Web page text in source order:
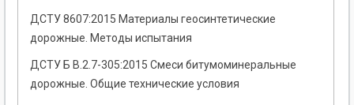
ДСТУ 8607:2015 Материалы геосинтетические
дорожные. Методы испытания
ДСТУ Б В.2.7-305:2015 Смеси битумоминеральные
дорожные. Общие технические условия